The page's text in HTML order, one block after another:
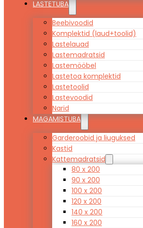
LASTETUBA
Beebivoodid
Komplektid (laud+toolid)
Lastelauad
Lastemadratsid
Lastemööbel
Lastetoa komplektid
Lastetoolid
Lastevoodid
Narid
MAGAMISTUBA
Garderoobid ja liuguksed
Kastid
Kattemadratsid
80 x 200
90 x 200
100 x 200
120 x 200
140 x 200
160 x 200